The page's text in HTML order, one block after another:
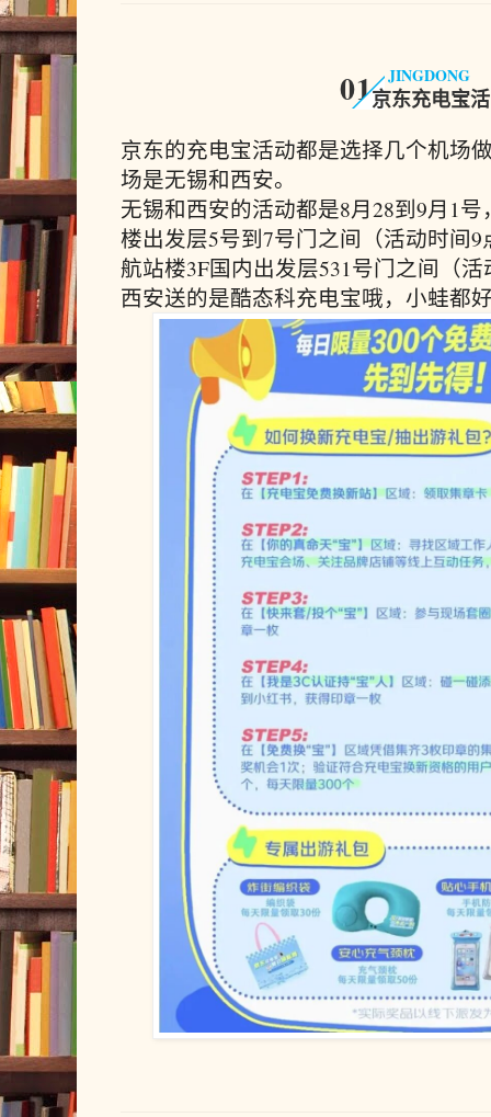
01 JINGDONG
京东充电宝
京东的充电宝活动都是选择几个机场
场是无锡和西安。
无锡和西安的活动都是8月28到9月1
楼出发层5号到7号门之间（活动时间
航站楼3F国内出发层531号门之间（
西安送的是酷态科充电宝哦，小蛙都